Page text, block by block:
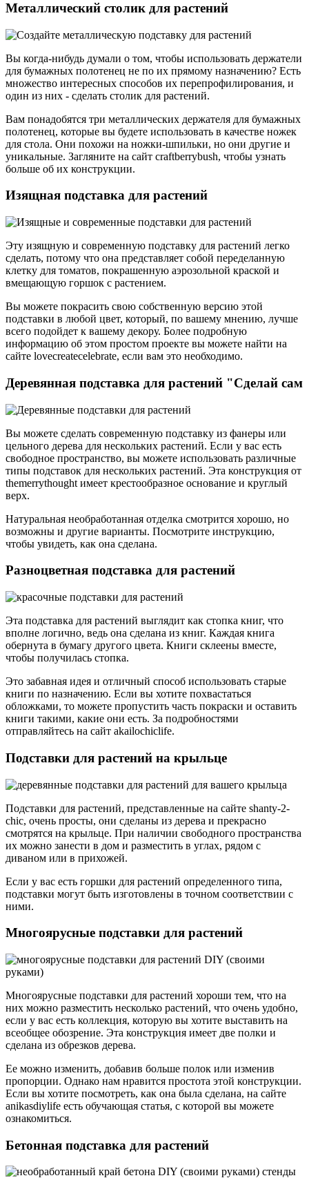
Металлический столик для растений
Вы когда-нибудь думали о том, чтобы использовать держатели
для бумажных полотенец не по их прямому назначению? Есть
множество интересных способов их перепрофилирования, и
один из них - сделать столик для растений.
Вам понадобятся три металлических держателя для бумажных
полотенец, которые вы будете использовать в качестве ножек
для стола. Они похожи на ножки-шпильки, но они другие и
уникальные. Загляните на сайт craftberrybush, чтобы узнать
больше об их конструкции.
Изящная подставка для растений
Эту изящную и современную подставку для растений легко
сделать, потому что она представляет собой переделанную
клетку для томатов, покрашенную аэрозольной краской и
вмещающую горшок с растением.
Вы можете покрасить свою собственную версию этой
подставки в любой цвет, который, по вашему мнению, лучше
всего подойдет к вашему декору. Более подробную
информацию об этом простом проекте вы можете найти на
сайте lovecreatecelebrate, если вам это необходимо.
Деревянная подставка для растений "Сделай сам
Вы можете сделать современную подставку из фанеры или
цельного дерева для нескольких растений. Если у вас есть
свободное пространство, вы можете использовать различные
типы подставок для нескольких растений. Эта конструкция от
themerrythought имеет крестообразное основание и круглый
верх.
Натуральная необработанная отделка смотрится хорошо, но
возможны и другие варианты. Посмотрите инструкцию,
чтобы увидеть, как она сделана.
Разноцветная подставка для растений
Эта подставка для растений выглядит как стопка книг, что
вполне логично, ведь она сделана из книг. Каждая книга
обернута в бумагу другого цвета. Книги склеены вместе,
чтобы получилась стопка.
Это забавная идея и отличный способ использовать старые
книги по назначению. Если вы хотите похвастаться
обложками, то можете пропустить часть покраски и оставить
книги такими, какие они есть. За подробностями
отправляйтесь на сайт akailochiclife.
Подставки для растений на крыльце
Подставки для растений, представленные на сайте shanty-2-
chic, очень просты, они сделаны из дерева и прекрасно
смотрятся на крыльце. При наличии свободного пространства
их можно занести в дом и разместить в углах, рядом с
диваном или в прихожей.
Если у вас есть горшки для растений определенного типа,
подставки могут быть изготовлены в точном соответствии с
ними.
Многоярусные подставки для растений
Многоярусные подставки для растений хороши тем, что на
них можно разместить несколько растений, что очень удобно,
если у вас есть коллекция, которую вы хотите выставить на
всеобщее обозрение. Эта конструкция имеет две полки и
сделана из обрезков дерева.
Ее можно изменить, добавив больше полок или изменив
пропорции. Однако нам нравится простота этой конструкции.
Если вы хотите посмотреть, как она была сделана, на сайте
anikasdiylife есть обучающая статья, с которой вы можете
ознакомиться.
Бетонная подставка для растений